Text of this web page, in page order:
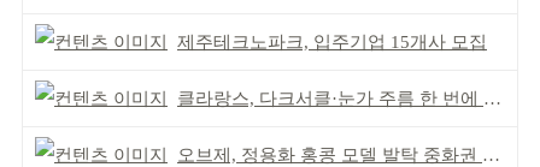
제주테크노파크, 입주기업 15개사 모집
클라랑스, 다크서클·눈가 주름 한 번에 더블 케어
오브제, 정용화 홍콩 모델 발탁 중화권 공략 강화